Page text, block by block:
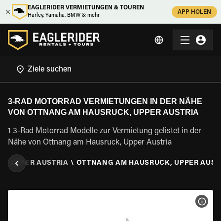
EAGLERIDER VERMIETUNGEN & TOUREN
Harley, Yamaha, BMW & mehr
APP HOLEN
3-RAD MOTORRAD VERMIETUNGEN IN DER NÄHE
VON OTTNANG AM HAUSRUCK, UPPER AUSTRIA
1 3-Rad Motorrad Modelle zur Vermietung gelistet in der
Nähe von Ottnang am Hausruck, Upper Austria
\ UPPER AUSTRIA \ OTTNANG AM HAUSRUCK, UPPER